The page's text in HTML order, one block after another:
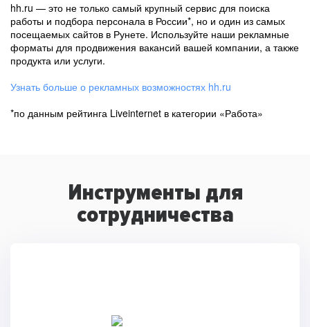
hh.ru — это не только самый крупный сервис для поиска
работы и подбора персонала в России*, но и один из самых
посещаемых сайтов в Рунете. Используйте наши рекламные
форматы для продвижения вакансий вашей компании, а также
продукта или услуги.
Узнать больше о рекламных возможностях hh.ru
*по данным рейтинга Liveinternet в категории «Работа»
Инструменты для
сотрудничества